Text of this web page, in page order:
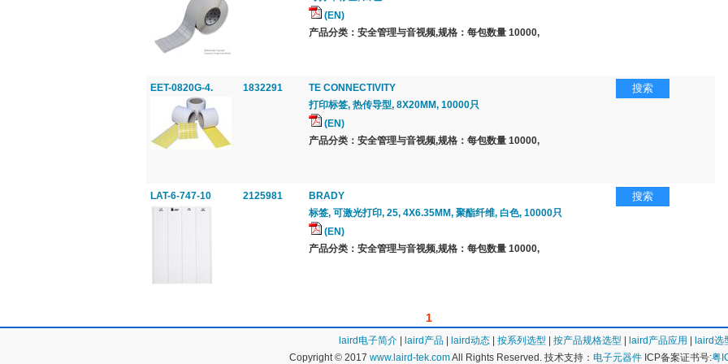
(EN)
产品分类：安全管理与音视频,规格：每包数量 10000,
EET-0820G-4. 1832291
TE CONNECTIVITY
打印标签, 热传导型, 8X20MM, 10000只
(EN)
产品分类：安全管理与音视频,规格：每包数量 10000,
搜索
LAT-6-747-10 2125981
BRADY
标签, 可激光打印, 25, 4X6.35MM, 聚酯纤维, 白色, 10000只
(EN)
产品分类：安全管理与音视频,规格：每包数量 10000,
搜索
1
laird电子简介 laird产品 laird动态 按系列选型 按产品规格选型 laird产品应用
laird选
Copyright © 2017 www.laird-tek.comAll Rights Reserved. 技术支持： 电子元器件 ICP备案证书号:粤